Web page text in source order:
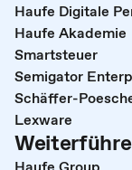
Haufe Digitale
Haufe Akademie
Smartsteuer
Semigator
Schäffer-
Lexware